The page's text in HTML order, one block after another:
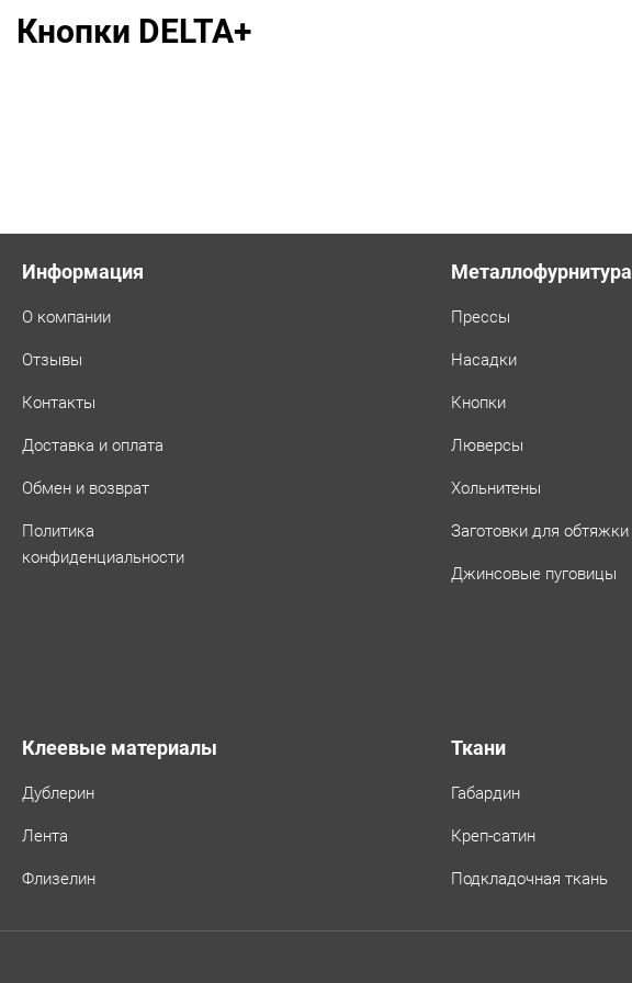
Кнопки DELTA+
Информация
О компании
Отзывы
Контакты
Доставка и оплата
Обмен и возврат
Политика
конфиденциальности
Металлофурнитура
Прессы
Насадки
Кнопки
Люверсы
Хольнитены
Заготовки для обтяжки
Джинсовые пуговицы
Клеевые материалы
Дублерин
Лента
Флизелин
Ткани
Габардин
Креп-сатин
Подкладочная ткань